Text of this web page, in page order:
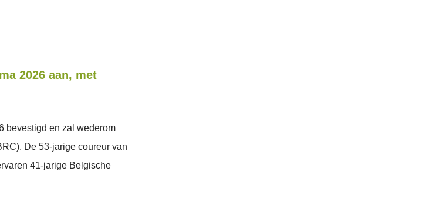
2026 aan, met
bevestigd en zal wederom
De 53-jarige coureur van
41-jarige Belgische